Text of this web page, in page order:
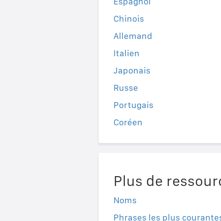
Chinois
Allemand
Italien
Japonais
Russe
Portugais
Coréen
Plus de
Noms
Phrases les plus